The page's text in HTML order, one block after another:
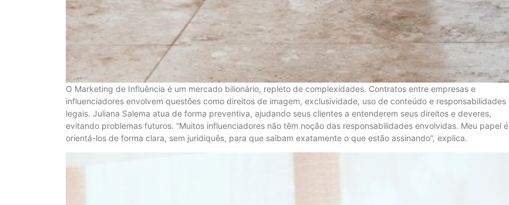
O Marketing de Influência é um mercado bilionário, repleto de complexidades. Contratos entre empresas e
influenciadores envolvem questões como direitos de imagem, exclusividade, uso de conteúdo e responsabilidades
legais. Juliana Salema atua de forma preventiva, ajudando seus clientes a entenderem seus direitos e deveres,
evitando problemas futuros. “Muitos influenciadores não têm noção das responsabilidades envolvidas. Meu papel é
orientá-los de forma clara, sem juridiquês, para que saibam exatamente o que estão assinando”, explica.